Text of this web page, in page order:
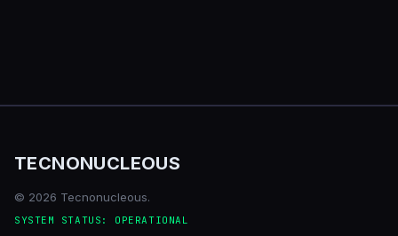
TECNONUCLEOUS
© 2026 Tecnonucleous.
SYSTEM STATUS: OPERATIONAL